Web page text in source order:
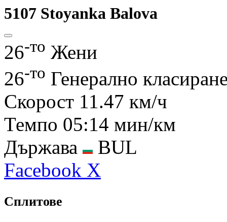
5107 Stoyanka Balova
26-то Жени
26-то Генерално
Скорост 11.47 км/ч
Темпо 05:14 мин/км
Държава
BUL
Facebook X
Сплитове